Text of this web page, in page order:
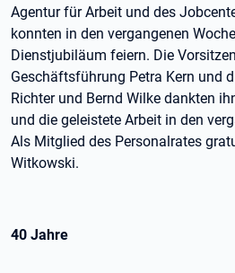
Agentur für Arbeit und des
konnten in den vergangenen
Dienstjubiläum feiern. Die
Geschäftsführung Petra Kern und
Richter und Bernd Wilke dankten
und die geleistete Arbeit in den
Als Mitglied des Personalrates
Witkowski.
40 Jahre